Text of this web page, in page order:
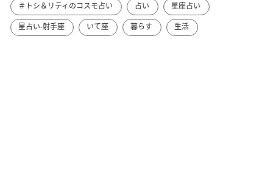
＃トシ＆リティのコスモ占い 占い
星座占い
星占い-射手座
いて座 暮らす 生活